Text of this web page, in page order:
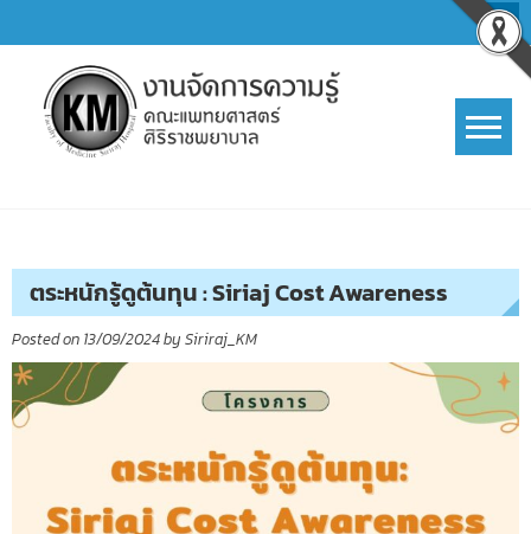
to
content
ตระหนักรู้ดูต้นทุน : Siriaj Cost Awareness
Posted on 13/09/2024by Siriraj_KM